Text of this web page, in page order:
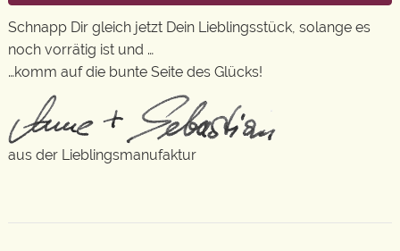
Schnapp Dir gleich jetzt Dein Lieblingsstück, solange es
noch vorrätig ist und …
…komm auf die bunte Seite des Glücks!
aus der Lieblingsmanufaktur